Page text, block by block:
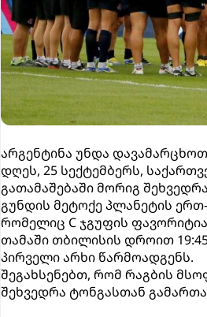
არგენტინა უნდა
დღეს, 25 სექტემბერს,
გათამაშებაში მორიგ
გუნდის მეტოქე პლანეტის
რომელიც C ჯგუფის
თამაში თბილისის დროით
პირველი არხი წარმოადგენს.
შეგახსენებთ, რომ რაგბის
შეხვედრა ტონგასთან